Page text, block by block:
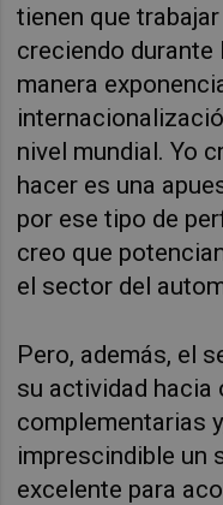
tienen que
creciendo durante
manera
nivel mundial. Yo
hacer es una
por ese tipo de
creo que
el sector del
Pero, además, el
su actividad
complementarias
imprescindible un
excelente para